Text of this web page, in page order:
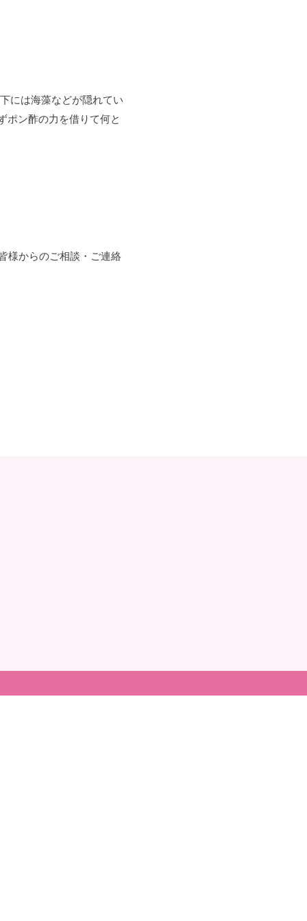
には海藻などが隠れてい
ポン酢の力を借りて何と
様からのご相談・ご連絡